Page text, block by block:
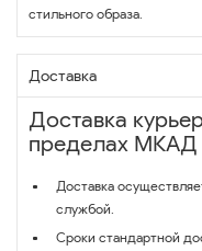
стильного образа.
Доставка
Доставка
пределах МКАД
Доставка
службой.
Сроки стандартной